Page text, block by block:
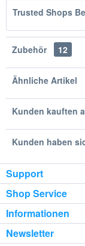
Trusted Shops
Zubehör 12
Ähnliche Artikel
Kunden kauften
Kunden haben
Support
Shop Service
Informationen
Newsletter